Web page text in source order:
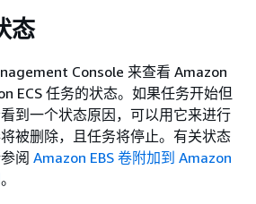
态
Console 来查看 Amazon
ECS 任务的状态。如果任务开始但
到一个状态原因，可以用它来进行
被删除，且任务将停止。有关状态
阅 Amazon EBS 卷附加到 Amazon
。